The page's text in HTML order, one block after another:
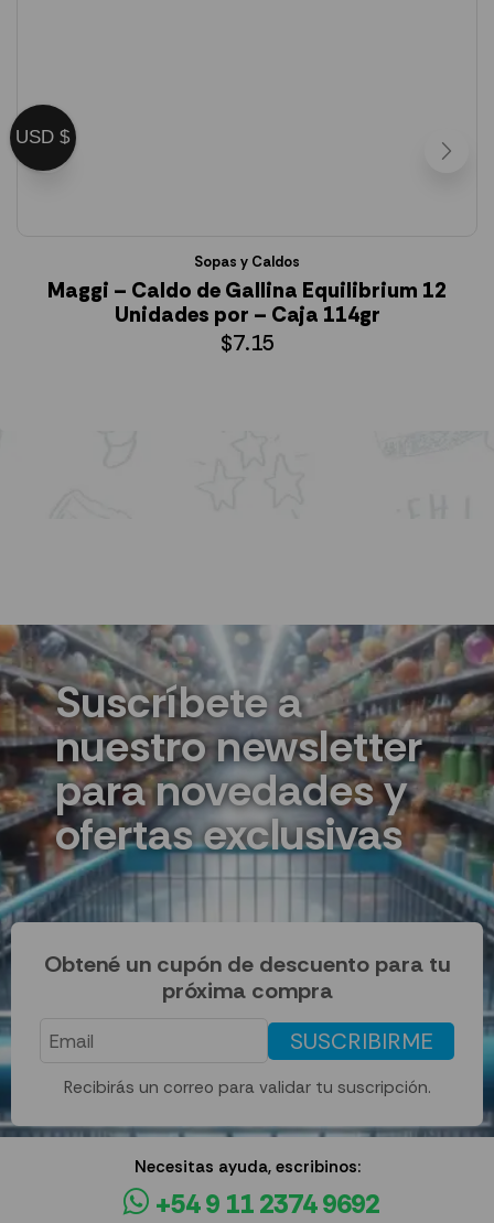
Sopas y Caldos
Maggi – Caldo de Gallina Equilibrium 12
Unidades por – Caja 114gr
$7.15
Suscríbete a
nuestro newsletter
para novedades y
ofertas exclusivas
Obtené un cupón de descuento para tu
próxima compra
SUSCRIBIRME
Recibirás un correo para validar tu suscripción.
Necesitas ayuda, escribinos:
+54 9 11 2374 9692
USD $